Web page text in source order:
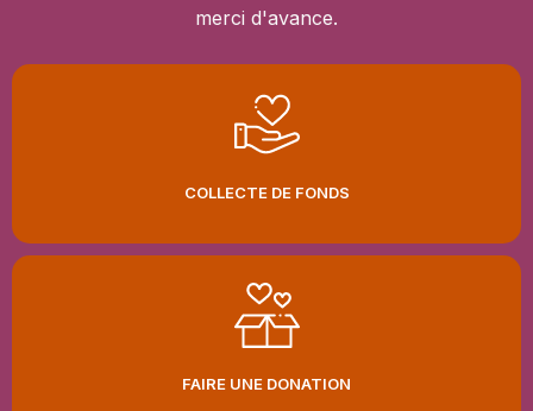
merci d'avance.
COLLECTE DE FONDS
FAIRE UNE DONATION